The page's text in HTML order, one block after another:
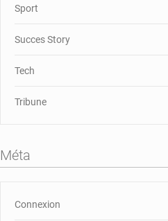
Sport
Succes Story
Tech
Tribune
Méta
Connexion